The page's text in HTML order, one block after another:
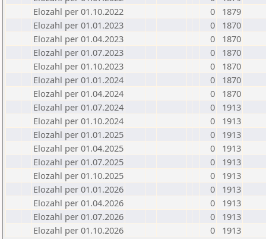
Elozahl per 01.10.2022
0
1879
Elozahl per 01.01.2023
0
1870
Elozahl per 01.04.2023
0
1870
Elozahl per 01.07.2023
0
1870
Elozahl per 01.10.2023
0
1870
Elozahl per 01.01.2024
0
1870
Elozahl per 01.04.2024
0
1870
Elozahl per 01.07.2024
0
1913
Elozahl per 01.10.2024
0
1913
Elozahl per 01.01.2025
0
1913
Elozahl per 01.04.2025
0
1913
Elozahl per 01.07.2025
0
1913
Elozahl per 01.10.2025
0
1913
Elozahl per 01.01.2026
0
1913
Elozahl per 01.04.2026
0
1913
Elozahl per 01.07.2026
0
1913
Elozahl per 01.10.2026
0 1913